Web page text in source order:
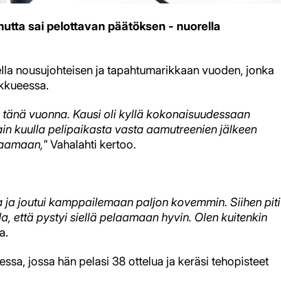
sai pelottavan päätöksen - nuorella
nousujohteisen ja tapahtumarikkaan vuoden, jonka
vuonna. Kausi oli kyllä kokonaisuudessaan
kuulla pelipaikasta vasta aamutreenien jälkeen
Vahalahti kertoo.
joutui kamppailemaan paljon kovemmin. Siihen piti
että pystyi siellä pelaamaan hyvin. Olen kuitenkin
jossa hän pelasi 38 ottelua ja keräsi tehopisteet